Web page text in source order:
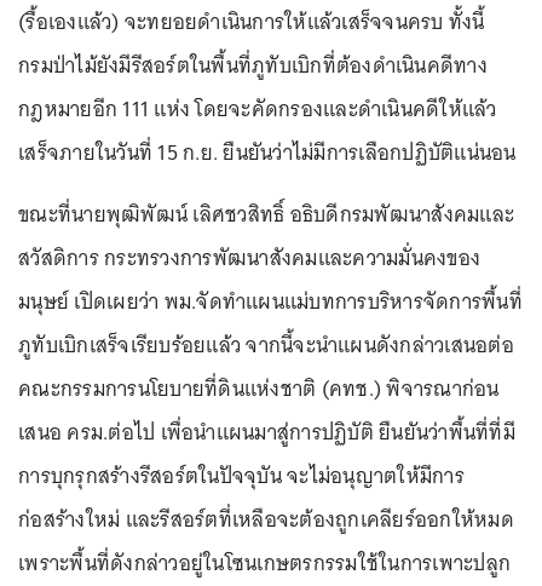
(รื้อเองแล้ว) จะทยอยดำเนินการให้แล้วเสร็จจนครบ ทั้งนี้
กรมป่าไม้ยังมีรีสอร์ตในพื้นที่ภูทับเบิกที่ต้องดำเนินคดีทาง
กฎหมายอีก 111 แห่ง โดยจะคัดกรองและดำเนินคดีให้แล้ว
เสร็จภายในวันที่ 15 ก.ย. ยืนยันว่าไม่มีการเลือกปฏิบัติแน่นอน
ขณะที่นายพุฒิพัฒน์ เลิศชวสิทธิ์ อธิบดีกรมพัฒนาสังคมและ
สวัสดิการ กระทรวงการพัฒนาสังคมและความมั่นคงของ
มนุษย์ เปิดเผยว่า พม.จัดทำแผนแม่บทการบริหารจัดการพื้นที่
ภูทับเบิกเสร็จเรียบร้อยแล้ว จากนี้จะนำแผนดังกล่าวเสนอต่อ
คณะกรรมการนโยบายที่ดินแห่งชาติ (คทช.) พิจารณาก่อน
เสนอ ครม.ต่อไป เพื่อนำแผนมาสู่การปฏิบัติ ยืนยันว่าพื้นที่ที่มี
การบุกรุกสร้างรีสอร์ตในปัจจุบัน จะไม่อนุญาตให้มีการ
ก่อสร้างใหม่ และรีสอร์ตที่เหลือจะต้องถูกเคลียร์ออกให้หมด
เพราะพื้นที่ดังกล่าวอยู่ในโซนเกษตรกรรมใช้ในการเพาะปลูก